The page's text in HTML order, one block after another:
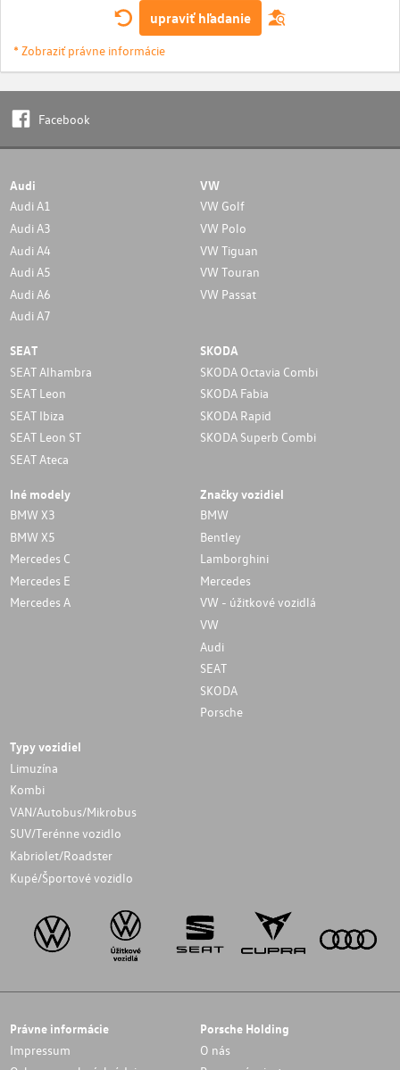
upraviť hľadanie
* Zobraziť právne informácie
Facebook
Audi
Audi A1
Audi A3
Audi A4
Audi A5
Audi A6
Audi A7
VW
VW Golf
VW Polo
VW Tiguan
VW Touran
VW Passat
SEAT
SEAT Alhambra
SEAT Leon
SEAT Ibiza
SEAT Leon ST
SEAT Ateca
SKODA
SKODA Octavia Combi
SKODA Fabia
SKODA Rapid
SKODA Superb Combi
Iné modely
BMW X3
BMW X5
Mercedes C
Mercedes E
Mercedes A
Značky vozidiel
BMW
Bentley
Lamborghini
Mercedes
VW - úžitkové vozidlá
VW
Audi
SEAT
SKODA
Porsche
Typy vozidiel
Limuzína
Kombi
VAN/Autobus/Mikrobus
SUV/Terénne vozidlo
Kabriolet/Roadster
Kupé/Športové vozidlo
Právne informácie
Impressum
Porsche Holding
O nás